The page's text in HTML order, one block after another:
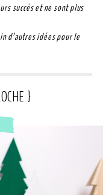
succès et ne sont plus
d’autres idées pour le
}